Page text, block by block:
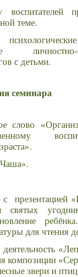
теме.
личностно-
с детьми.
семинара
слово
с презентацией
святых
для чтения
композиции
звери и